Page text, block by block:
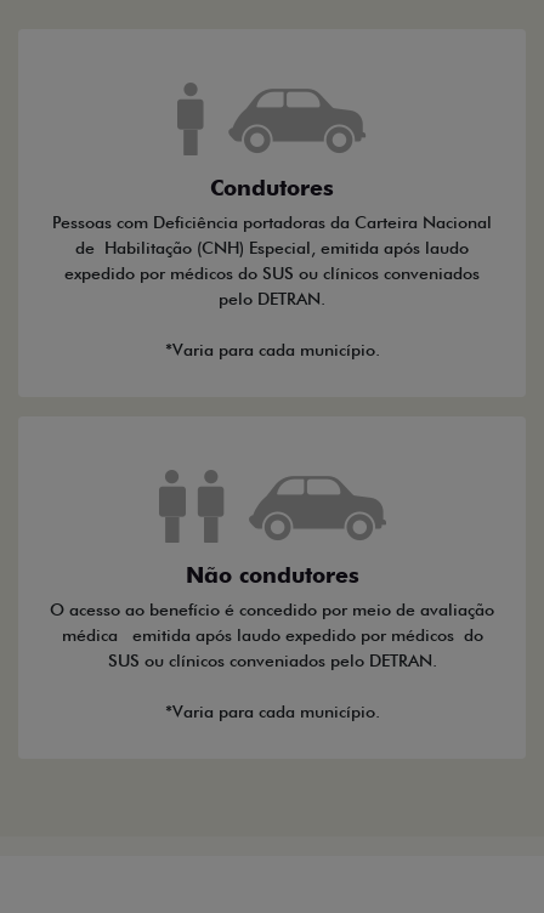
Condutores
Pessoas com Deficiência portadoras da Carteira Nacional
de Habilitação (CNH) Especial, emitida após laudo
expedido por médicos do SUS ou clínicos conveniados
pelo DETRAN.
*Varia para cada município.
Não condutores
O acesso ao benefício é concedido por meio de avaliação
médica emitida após laudo expedido por médicos do
SUS ou clínicos conveniados pelo DETRAN.
*Varia para cada município.